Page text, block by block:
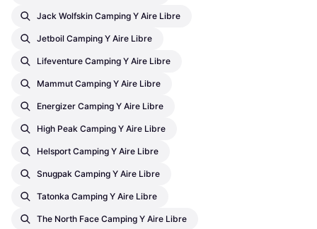
Jack Wolfskin Camping Y Aire Libre
Jetboil Camping Y Aire Libre
Lifeventure Camping Y Aire Libre
Mammut Camping Y Aire Libre
Energizer Camping Y Aire Libre
High Peak Camping Y Aire Libre
Helsport Camping Y Aire Libre
Snugpak Camping Y Aire Libre
Tatonka Camping Y Aire Libre
The North Face Camping Y Aire Libre